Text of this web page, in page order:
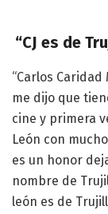
“CJ es de
“Carlos
me dijo que
cine y primera
León con
es un honor
nombre de
león es de